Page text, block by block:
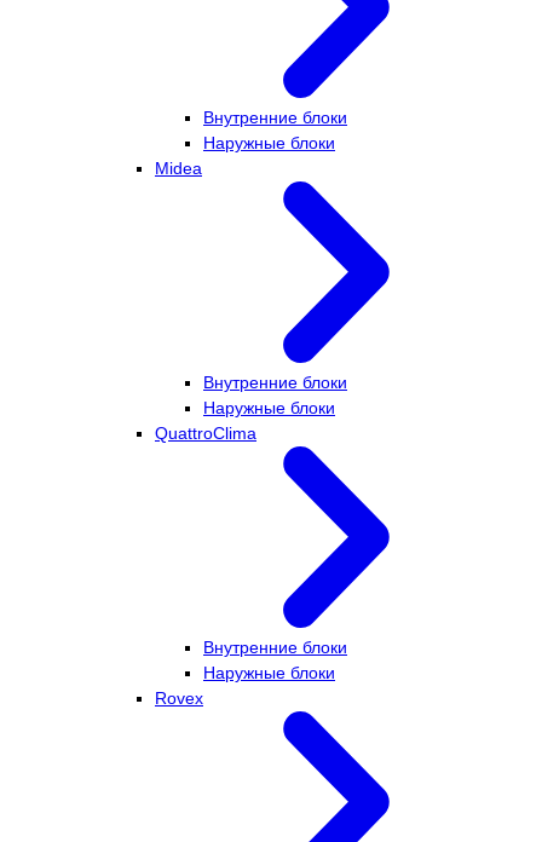
Внутренние блоки
Наружные блоки
Midea
Внутренние блоки
Наружные блоки
QuattroClima
Внутренние блоки
Наружные блоки
Rovex